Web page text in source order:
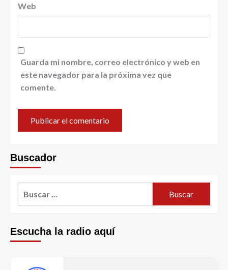
Web
Guarda mi nombre, correo electrónico y web en
este navegador para la próxima vez que
comente.
Buscador
Escucha la radio aquí